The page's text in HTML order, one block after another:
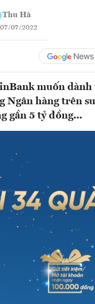
Thu Hà
07/07/2022
muốn dành
Ngân hàng trên
gần 5 tỷ đồng...